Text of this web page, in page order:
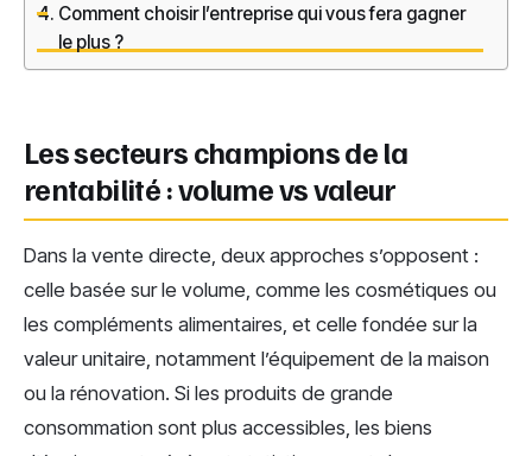
Comment choisir l’entreprise qui vous fera gagner
le plus ?
Les secteurs champions de la
rentabilité : volume vs valeur
Dans la vente directe, deux approches s’opposent :
celle basée sur le volume, comme les cosmétiques ou
les compléments alimentaires, et celle fondée sur la
valeur unitaire, notamment l’équipement de la maison
ou la rénovation. Si les produits de grande
consommation sont plus accessibles, les biens